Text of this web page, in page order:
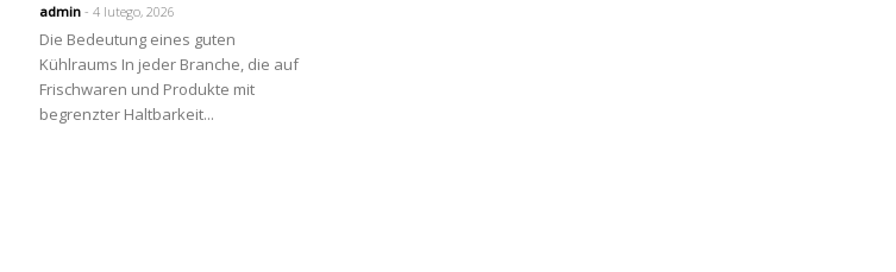
admin- 4 lutego, 2026
Die Bedeutung eines guten
Kühlraums In jeder Branche, die auf
Frischwaren und Produkte mit
begrenzter Haltbarkeit...